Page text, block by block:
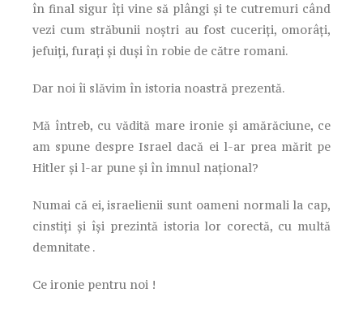
în final sigur îți vine să plângi și te cutremuri când
vezi cum străbunii noștri au fost cuceriți, omorâți,
jefuiți, furați și duși în robie de către romani.
Dar noi îi slăvim în istoria noastră prezentă.
Mă întreb, cu vădită mare ironie și amărăciune, ce
am spune despre Israel dacă ei l-ar prea mărit pe
Hitler și l-ar pune și în imnul național?
Numai că ei, israelienii sunt oameni normali la cap,
cinstiți și își prezintă istoria lor corectă, cu multă
demnitate .
Ce ironie pentru noi !